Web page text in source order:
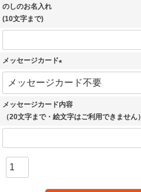
須
)
のしのお名入れ
(10文字まで)
メッセージカード
必
須
)
メッセージカード内容
（20文字まで・絵文字はご利用できません）